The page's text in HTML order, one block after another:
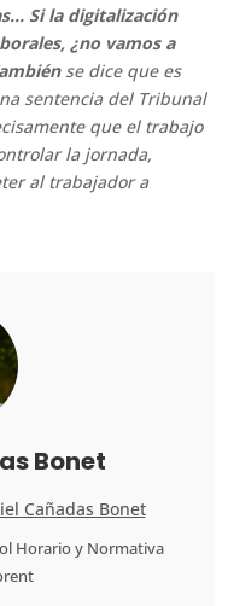
Si la digitalización
¿no vamos a
se dice que es
sentencia del Tribunal
que el trabajo
la jornada,
al trabajador a
Bonet
Cañadas Bonet
Horario y Normativa